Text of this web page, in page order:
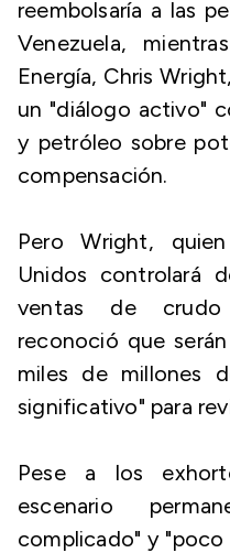
reembolsaría a las
Venezuela,
Energía, Chris
un "diálogo activo"
y petróleo sobre
compensación.
Pero Wright,
Unidos controlará
ventas de crudo
reconoció que
miles de millones
significativo" para
Pese a los
escenario
complicado" y "poco